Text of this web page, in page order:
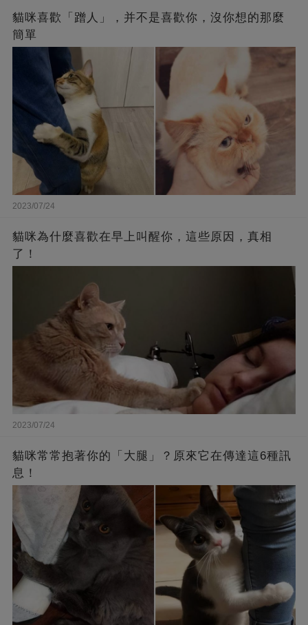
貓咪喜歡「蹭人」，并不是喜歡你，沒你想的那麼
簡單
2023/07/24
貓咪為什麼喜歡在早上叫醒你，這些原因，真相
了！
2023/07/24
貓咪常常抱著你的「大腿」？原來它在傳達這6種訊
息！